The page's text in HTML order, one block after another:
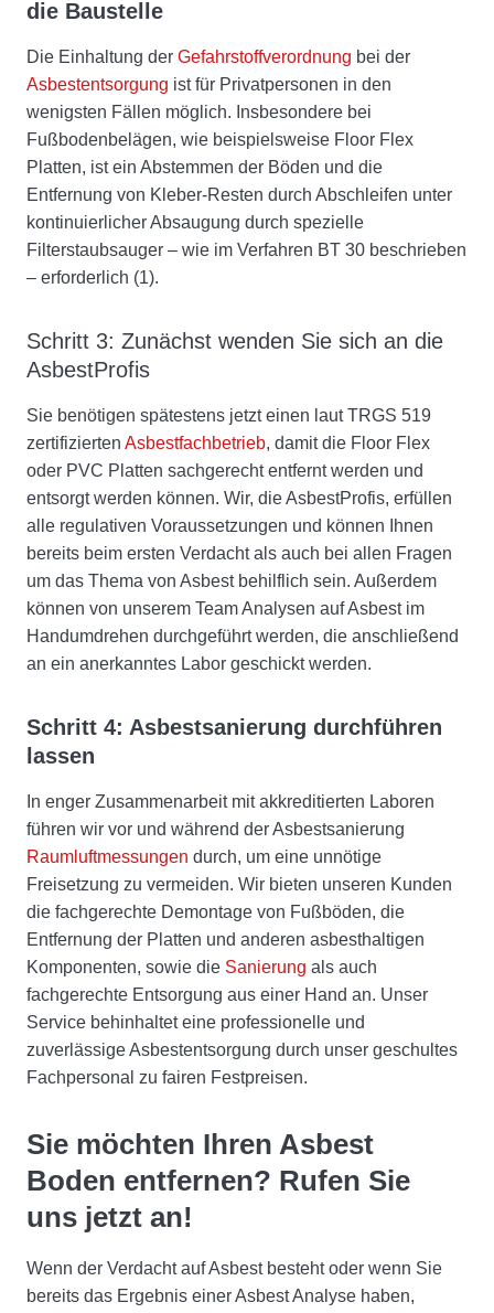
die Baustelle
Die Einhaltung der Gefahrstoffverordnung bei der
Asbestentsorgung ist für Privatpersonen in den
wenigsten Fällen möglich. Insbesondere bei
Fußbodenbelägen, wie beispielsweise Floor Flex
Platten, ist ein Abstemmen der Böden und die
Entfernung von Kleber-Resten durch Abschleifen unter
kontinuierlicher Absaugung durch spezielle
Filterstaubsauger – wie im Verfahren BT 30 beschrieben
– erforderlich (1).
Schritt 3: Zunächst wenden Sie sich an die
AsbestProfis
Sie benötigen spätestens jetzt einen laut TRGS 519
zertifizierten Asbestfachbetrieb, damit die Floor Flex
oder PVC Platten sachgerecht entfernt werden und
entsorgt werden können. Wir, die AsbestProfis, erfüllen
alle regulativen Voraussetzungen und können Ihnen
bereits beim ersten Verdacht als auch bei allen Fragen
um das Thema von Asbest behilflich sein. Außerdem
können von unserem Team Analysen auf Asbest im
Handumdrehen durchgeführt werden, die anschließend
an ein anerkanntes Labor geschickt werden.
Schritt 4: Asbestsanierung durchführen
lassen
In enger Zusammenarbeit mit akkreditierten Laboren
führen wir vor und während der Asbestsanierung
Raumluftmessungen durch, um eine unnötige
Freisetzung zu vermeiden. Wir bieten unseren Kunden
die fachgerechte Demontage von Fußböden, die
Entfernung der Platten und anderen asbesthaltigen
Komponenten, sowie die Sanierung als auch
fachgerechte Entsorgung aus einer Hand an. Unser
Service behinhaltet eine professionelle und
zuverlässige Asbestentsorgung durch unser geschultes
Fachpersonal zu fairen Festpreisen.
Sie möchten Ihren Asbest
Boden entfernen? Rufen Sie
uns jetzt an!
Wenn der Verdacht auf Asbest besteht oder wenn Sie
bereits das Ergebnis einer Asbest Analyse haben,